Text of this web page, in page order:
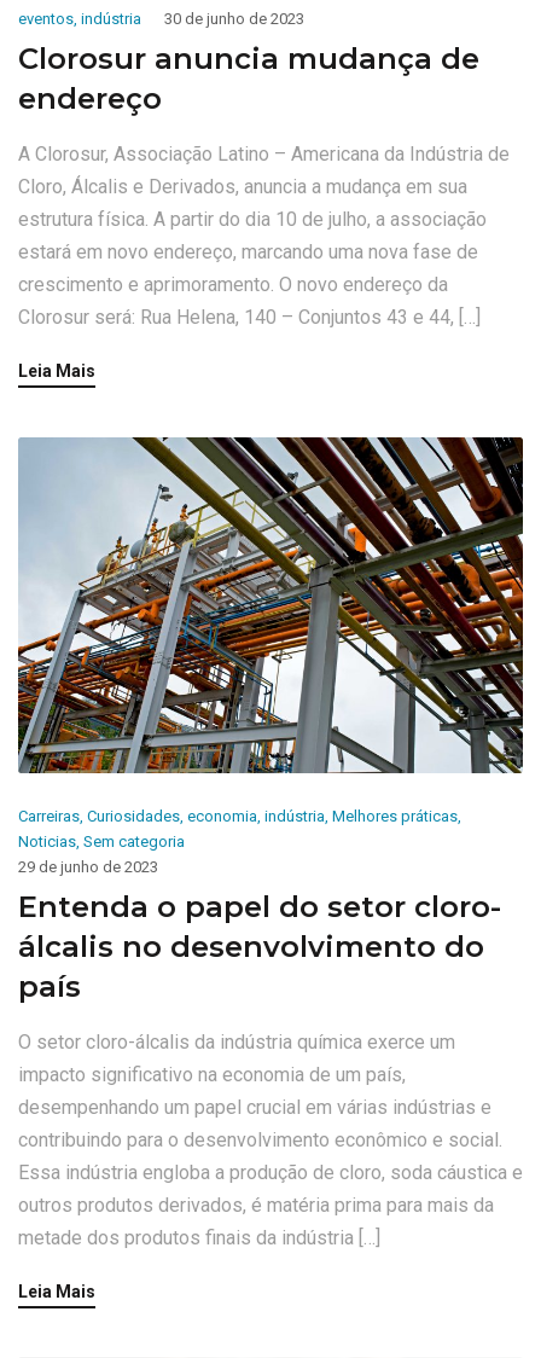
eventos indústria 30 de junho de 2023
Clorosur anuncia mudança de
endereço
A Clorosur, Associação Latino – Americana da Indústria de
Cloro, Álcalis e Derivados, anuncia a mudança em sua
estrutura física. A partir do dia 10 de julho, a associação
estará em novo endereço, marcando uma nova fase de
crescimento e aprimoramento. O novo endereço da
Clorosur será: Rua Helena, 140 – Conjuntos 43 e 44, […]
Leia Mais
Carreiras Curiosidades economia indústria Melhores práticas
Noticias Sem categoria
29 de junho de 2023
Entenda o papel do setor cloro-
álcalis no desenvolvimento do
país
O setor cloro-álcalis da indústria química exerce um
impacto significativo na economia de um país,
desempenhando um papel crucial em várias indústrias e
contribuindo para o desenvolvimento econômico e social.
Essa indústria engloba a produção de cloro, soda cáustica e
outros produtos derivados, é matéria prima para mais da
metade dos produtos finais da indústria […]
Leia Mais